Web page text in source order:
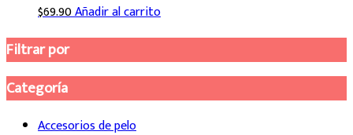
$69.90Añadir al carrito
Filtrar por
Categoría
Accesorios de pelo